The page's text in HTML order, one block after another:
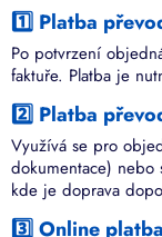
1️⃣ Platba
Po potvrzení
faktuře. Platba je
2️⃣ Platba
Využívá se pro
dokumentace)
kde je doprava
3️⃣ Online